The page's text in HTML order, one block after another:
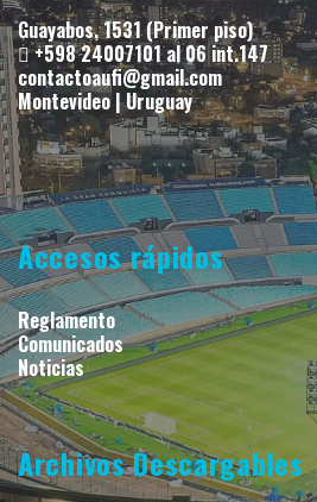
Guayabos, 1531 (Primer piso)
+598 24007101 al 06 int.147
contactoaufi@gmail.com
Montevideo | Uruguay
Accesos rápidos
Reglamento
Comunicados
Noticias
Archivos Descargables